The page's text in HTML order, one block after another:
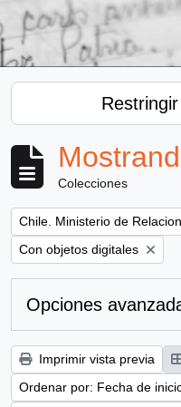
Colecciones
Remove filter:
Chile. Ministerio de
Remove filter:
Con objetos digitales
Opciones
Imprimir vista previa
Ordenar por: Fecha de